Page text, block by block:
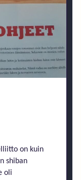
on kuin
shiban
oli